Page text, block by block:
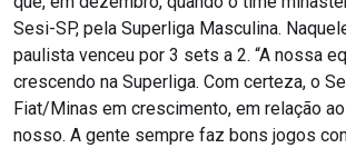
Sesi-SP, pela Superliga Masculina.
paulista venceu por 3 sets a 2. “A nossa
crescendo na Superliga. Com certeza, o
Fiat/Minas em crescimento, em relação
nosso. A gente sempre faz bons jogos